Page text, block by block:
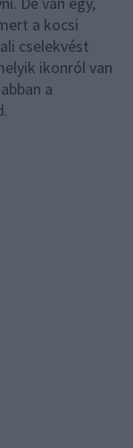
a kocsi
cselekvést
ikonról van
a